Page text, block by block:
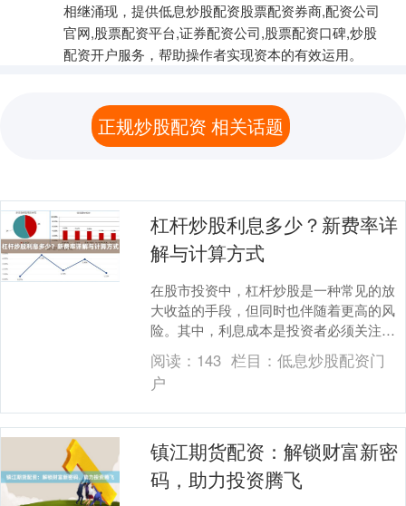
相继涌现，提供低息炒股配资股票配资券商,配资公司
官网,股票配资平台,证券配资公司,股票配资口碑,炒股
配资开户服务，帮助操作者实现资本的有效运用。
正规炒股配资 相关话题
杠杆炒股利息多少？新费率详
解与计算方式
在股市投资中，杠杆炒股是一种常见的放
大收益的手段，但同时也伴随着更高的风
险。其中，利息成本是投资者必须关注的
核心因素之一。本文将详细解析杠杆炒股
的利息费率、计算....
阅读： 143 栏目： 低息炒股配资门
户
镇江期货配资：解锁财富新密
码，助力投资腾飞